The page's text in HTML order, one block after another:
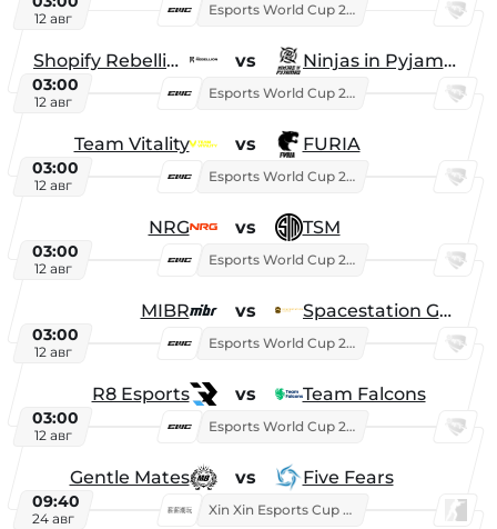
12 авг
Esports World Cup 2026
Shopify Rebellion vs Ninjas in Pyjamas
03:00
12 авг
Esports World Cup 2026
Team Vitality vs FURIA
03:00
12 авг
Esports World Cup 2026
NRG vs TSM
03:00
12 авг
Esports World Cup 2026
MIBR vs Spacestation Gaming
03:00
12 авг
Esports World Cup 2026
R8 Esports vs Team Falcons
03:00
12 авг
Esports World Cup 2026
Gentle Mates vs Five Fears
09:40
24 авг
Xin Xin Esports Cup 2025